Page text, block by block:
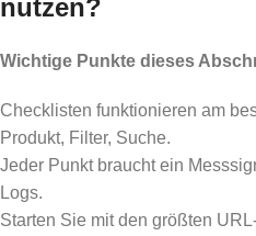
nutzen?
Wichtige Punkte dieses
Checklisten funktionieren am
Produkt, Filter, Suche.
Jeder Punkt braucht ein
Logs.
Starten Sie mit den größten